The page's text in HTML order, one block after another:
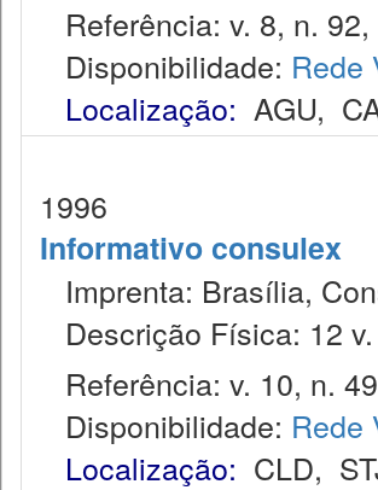
Referência: v. 8, n.
Disponibilidade: Rede
Localização: AGU,
1996
Informativo consulex
Imprenta: Brasília,
Descrição Física: 12
Referência: v. 10, n.
Disponibilidade: Rede
Localização: CLD,